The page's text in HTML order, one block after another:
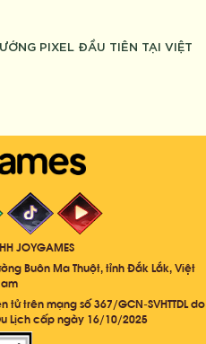
PIXEL ĐẦU TIÊN TẠI VIỆT
JOYGAMES
Buôn Ma Thuột, tỉnh Đắk Lắk, Việt
trên mạng số 367/GCN-SVHTTDL do
Lịch cấp ngày 16/10/2025